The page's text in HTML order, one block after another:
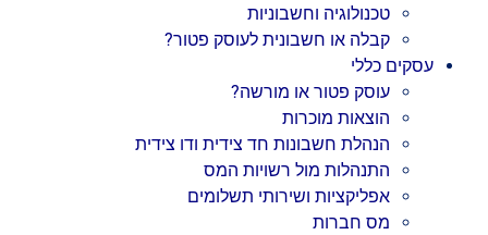
טכנולוגיה וחשבוניות
קבלה או חשבונית לעוסק פטור?
עסקים כללי
עוסק פטור או מורשה?
הוצאות מוכרות
הנהלת חשבונות חד צידית ודו צידית
התנהלות מול רשויות המס
אפליקציות ושירותי תשלומים
מס חברות